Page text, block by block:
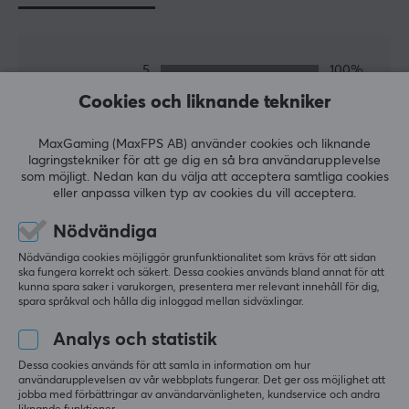
SPECIFIKATIONER
ANSLUTNING
Anslutning
2.4GHz, Bluetooth, USB
Trådlös
Android, PC
Mekaniska brytare
Ja
5
100%
3
1
0%
LÄMNA RECENSION
Alla recensioner
Level 10
Tired Challenger
Nintendo
Mobile PC
Snabbt och pålitligt tangentbord
Cookies och liknande tekniker
MaxGaming (MaxFPS AB) använder cookies och liknande
lagringstekniker för att ge dig en så bra användarupplevelse
som möjligt. Nedan kan du välja att acceptera samtliga cookies
eller anpassa vilken typ av cookies du vill acceptera.
Nödvändiga
Nödvändiga cookies möjliggör grunfunktionalitet som krävs för att sidan
ska fungera korrekt och säkert. Dessa cookies används bland annat för att
kunna spara saker i varukorgen, presentera mer relevant innehåll för dig,
spara språkval och hålla dig inloggad mellan sidväxlingar.
Analys och statistik
Dessa cookies används för att samla in information om hur
användarupplevelsen av vår webbplats fungerar. Det ger oss möjlighet att
jobba med förbättringar av användarvänligheten, kundservice och andra